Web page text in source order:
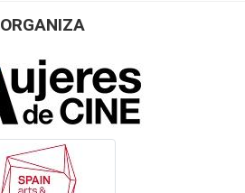
ORGANIZA